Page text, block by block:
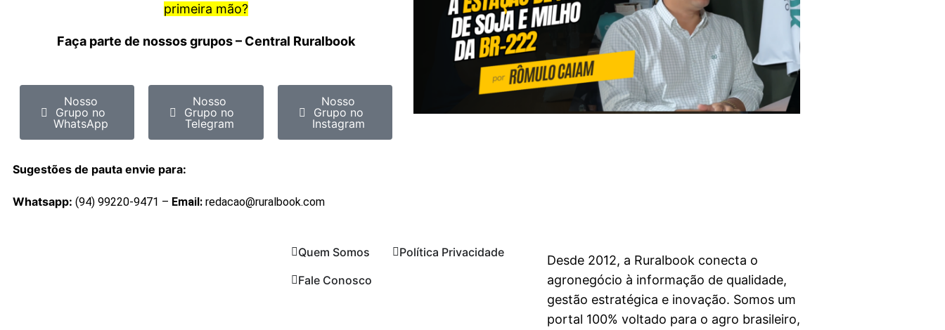
primeira mão?
Faça parte de nossos grupos – Central Ruralbook
Nosso
Grupo no
WhatsApp
Nosso
Grupo no
Telegram
Nosso
Grupo no
Instagram
Sugestões de pauta envie para:
Whatsapp: (94) 99220-9471 – Email: redacao@ruralbook.com
Quem Somos
Política Privacidade
Fale Conosco
Desde 2012, a Ruralbook conecta o
agronegócio à informação de qualidade,
gestão estratégica e inovação. Somos um
portal 100% voltado para o agro brasileiro,